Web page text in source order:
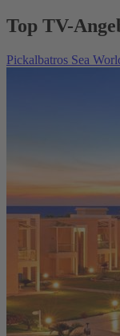
Top TV-
Pickalbatros Sea